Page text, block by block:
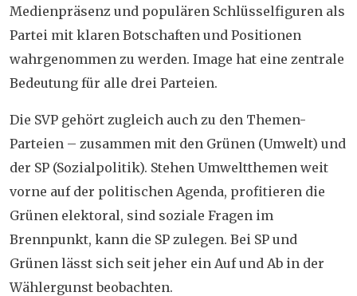
Medienpräsenz und populären Schlüsselfiguren als
Partei mit klaren Botschaften und Positionen
wahrgenommen zu werden. Image hat eine zentrale
Bedeutung für alle drei Parteien.
Die SVP gehört zugleich auch zu den Themen-
Parteien – zusammen mit den Grünen (Umwelt) und
der SP (Sozialpolitik). Stehen Umweltthemen weit
vorne auf der politischen Agenda, profitieren die
Grünen elektoral, sind soziale Fragen im
Brennpunkt, kann die SP zulegen. Bei SP und
Grünen lässt sich seit jeher ein Auf und Ab in der
Wählergunst beobachten.